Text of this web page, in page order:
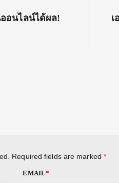
อนไลน์ได้ผล!
Required fields are marked *
EMAIL*